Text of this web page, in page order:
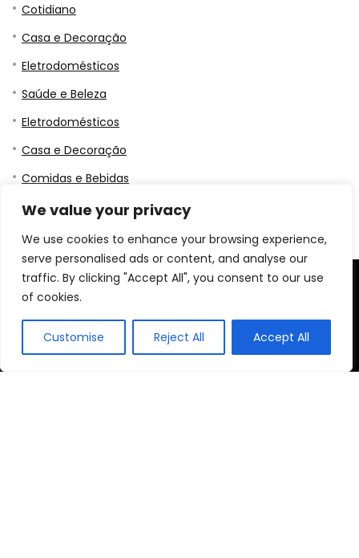
We value your privacy
We use cookies to enhance your browsing experience,
serve personalised ads or content, and analyse our
traffic. By clicking "Accept All", you consent to our use
of cookies.
Customise Reject All Accept All
Cotidiano
Casa e Decoração
Eletrodomésticos
Saúde e Beleza
Eletrodomésticos
Casa e Decoração
Comidas e Bebidas
Jardinagem